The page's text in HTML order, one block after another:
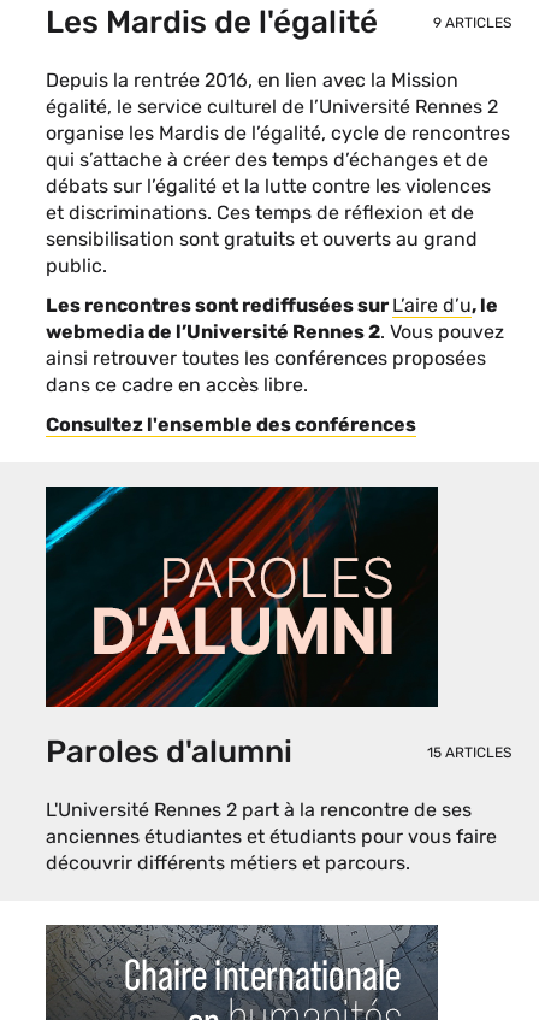
Les Mardis de l'égalité 9 ARTICLES
Depuis la rentrée 2016, en lien avec la Mission
égalité, le service culturel de l’Université Rennes 2
organise les Mardis de l’égalité, cycle de rencontres
qui s’attache à créer des temps d’échanges et de
débats sur l’égalité et la lutte contre les violences
et discriminations. Ces temps de réflexion et de
sensibilisation sont gratuits et ouverts au grand
public.
Les rencontres sont rediffusées sur L’aire d’u, le
webmedia de l’Université Rennes 2. Vous pouvez
ainsi retrouver toutes les conférences proposées
dans ce cadre en accès libre.
Consultez l'ensemble des conférences
Paroles d'alumni 15 ARTICLES
L'Université Rennes 2 part à la rencontre de ses
anciennes étudiantes et étudiants pour vous faire
découvrir différents métiers et parcours.